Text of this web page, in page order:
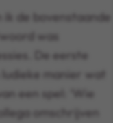
ik de bovenstaande
was
De eerste
manier wat
een spel: ‘Wie
omschrijven